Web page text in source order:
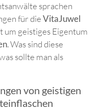
sprachen
für dieVitaJuwel
um geistiges Eigentum
. Was sind diese
sollte man als
von geistigen